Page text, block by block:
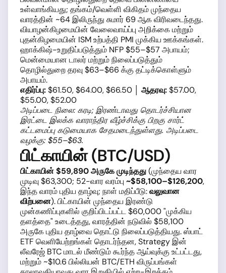
உள்வாங்கியது; தங்கம்/வெள்ளி விகிதம் முந்தைய
வாரத்தின் ~64 இலிருந்து சுமார் 69 ஆக விரிவடைந்தது.
வியாழன்கிழமையின் வேலைவாய்ப்பு அறிக்கை மற்றும்
புதன்கிழமையின் ISM உற்பத்தி PMI முக்கிய ஊக்கங்கள்.
ஹாக்கிஷ்-உறுதிப்படுத்தும் NFP $55–$57 அபாயம்;
மென்மையான டாலர் மற்றும் நிலைப்படுத்தும்
தொழில்துறை தரவு $63–$66 க்கு தட்டிக்கொள்ளும்
அபாயம்.
எதிர்ப்பு:$61.50, $64.00, $66.50 │ ஆதரவு:$57.00,
$55.00, $52.00
அடிப்படை நிலை: கரடி; இரண்டாவது தொடர்ச்சியான
இரட்டை இலக்க வாராந்திர வீழ்ச்சிக்கு பிறகு சார்ட்
கட்டமைப்பு கடுமையாக சேதமடைந்துள்ளது. அடிப்படை
வழக்கு: $55–$63.
பிட்காயின் (BTC/USD)
பிட்காயின் $59,890 அருகே முடிந்தது(முந்தைய வார
முடிவு $63,300; 52-வார வரம்பு ~$58,100–$126,200,
இந்த வாரம் புதிய தாழ்வு; நாள் மதிப்பீடு:வலுவான
விற்பனை). பிட்காயின் முந்தைய இரண்டு
முன்கணிப்புகளில் குறிப்பிடப்பட்ட $60,000 "முக்கிய
தளத்தை" உடைத்தது, வாரத்தின் நடுவில் $58,100
அருகே புதிய தாழ்வை தொட்டு நிலைப்படுத்தியது. ஸ்பாட்
ETF வெளியேற்றங்கள் தொடர்ந்தன, Strategy இன்
லீவரேஜ் BTC மாடல் மீண்டும் கூர்ந்த ஆய்வுக்கு உட்பட்டது,
மற்றும் ~$10.6 பில்லியன் BTC/ETH விருப்பங்கள்